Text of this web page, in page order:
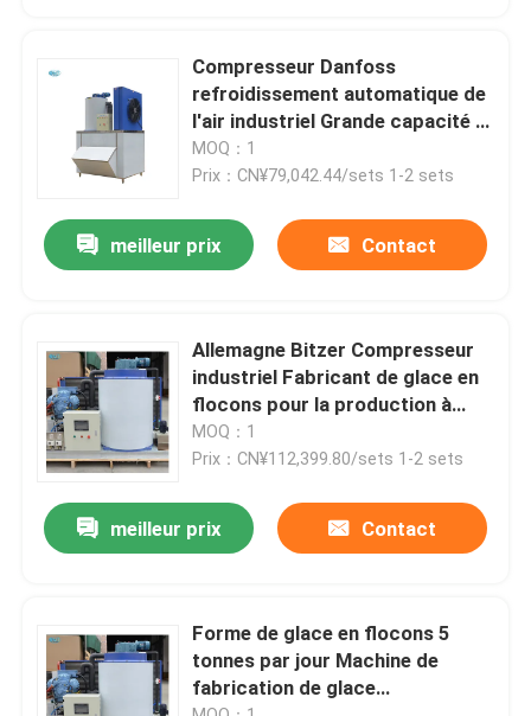
Produits
Le spectacle VR
À propos de nous
Contrôle de la qualité
Nous contacter
Demandez un devis
Machine à glace à tubes
machine à glace à gros cubes
Compresseur Danfoss
refroidissement automatique de
l'air industriel Grande capacité 3
tonnes machine à glace en
flocons pour refroidissement de
MOQ：1
Prix：CN¥79,042.44/sets 1-2 sets
meilleur prix Contact
Allemagne Bitzer Compresseur
industriel Fabricant de glace en
flocons pour la production à
grande échelle d'eau douce
MOQ：1
Prix：CN¥112,399.80/sets 1-2 sets
meilleur prix Contact
Forme de glace en flocons 5
tonnes par jour Machine de
fabrication de glace